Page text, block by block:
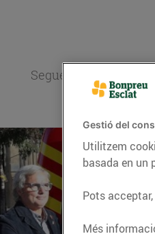
Segueix l'actualitat
Gestió del
Utilitzem
basada en un
Pots
Més